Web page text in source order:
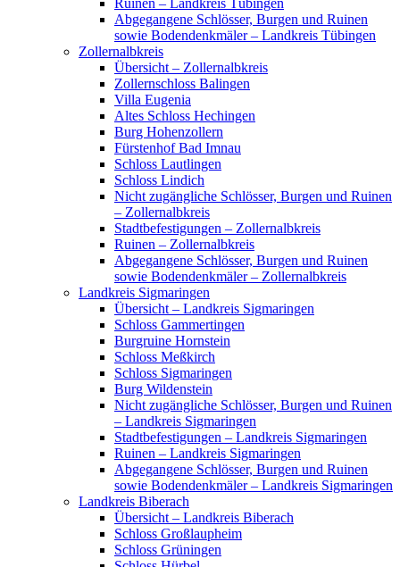
Ruinen – Landkreis Tübingen
Abgegangene Schlösser, Burgen und Ruinen
sowie Bodendenkmäler – Landkreis Tübingen
Zollernalbkreis
Übersicht – Zollernalbkreis
Zollernschloss Balingen
Villa Eugenia
Altes Schloss Hechingen
Burg Hohenzollern
Fürstenhof Bad Imnau
Schloss Lautlingen
Schloss Lindich
Nicht zugängliche Schlösser, Burgen und Ruinen
– Zollernalbkreis
Stadtbefestigungen – Zollernalbkreis
Ruinen – Zollernalbkreis
Abgegangene Schlösser, Burgen und Ruinen
sowie Bodendenkmäler – Zollernalbkreis
Landkreis Sigmaringen
Übersicht – Landkreis Sigmaringen
Schloss Gammertingen
Burgruine Hornstein
Schloss Meßkirch
Schloss Sigmaringen
Burg Wildenstein
Nicht zugängliche Schlösser, Burgen und Ruinen
– Landkreis Sigmaringen
Stadtbefestigungen – Landkreis Sigmaringen
Ruinen – Landkreis Sigmaringen
Abgegangene Schlösser, Burgen und Ruinen
sowie Bodendenkmäler – Landkreis Sigmaringen
Landkreis Biberach
Übersicht – Landkreis Biberach
Schloss Großlaupheim
Schloss Grüningen